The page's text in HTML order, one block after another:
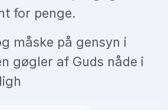
for penge.
måske på gensyn i
gøgler af Guds nåde i